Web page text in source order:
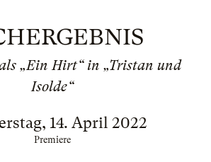
„Ein Hirt“ in „Tristan und
Isolde“
14. April 2022
Premiere